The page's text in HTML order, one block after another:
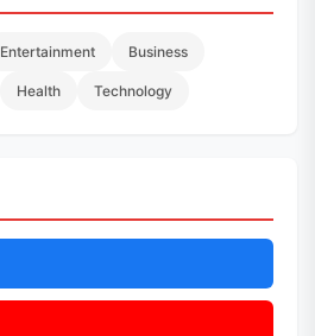
Entertainment Business
Health Technology